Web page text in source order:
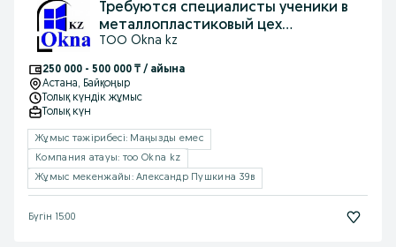
Требуются специалисты ученики в
металлопластиковый цех
стекольный цех
ТОО Okna kz
250 000 - 500 000 ₸ / айына
Астана, Байқоңыр
Толық күндік жұмыс
Толық күн
Жұмыс тəжірибесі: Маңызды емес
Компания атауы: тоо Okna kz
Жұмыс мекенжайы: Александр Пушкина 39в
Бүгін 15:00